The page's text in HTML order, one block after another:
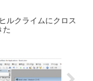
ルクライムにクロス
た